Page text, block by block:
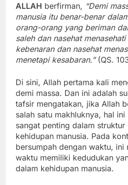
ALLAH berfirman, “Demi
manusia itu benar-benar
orang-orang yang beriman
saleh dan nasehat
kebenaran dan nasehat
menetapi kesabaran.”(QS.
Di sini, Allah pertama kali
demi massa. Dan ini adalah
tafsir mengatakan, jika Allah
salah satu makhluknya, hal
sangat penting dalam struktur
kehidupan manusia. Pada
bersumpah dengan waktu, ini
waktu memiliki kedudukan
dalam kehidupan manusia.